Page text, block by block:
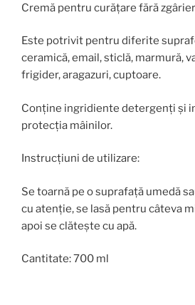
Cremă pentru curățare fără
Este potrivit pentru diferite
ceramică, email, sticlă, marmură,
frigider, aragazuri, cuptoare.
Conţine ingridiente detergenţi şi
protecţia mâinilor.
Instrucţiuni de utilizare:
Se toarnă pe o suprafață umedă
cu atenţie, se lasă pentru câteva
apoi se clătește cu apă.
Cantitate: 700 ml